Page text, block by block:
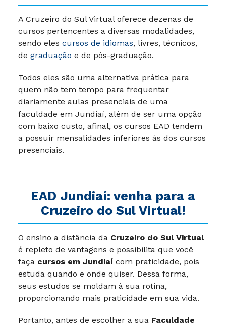
A Cruzeiro do Sul Virtual oferece dezenas de
cursos pertencentes a diversas modalidades,
sendo eles cursos de idiomas, livres, técnicos,
de graduação e de pós-graduação.
Todos eles são uma alternativa prática para
quem não tem tempo para frequentar
diariamente aulas presenciais de uma
faculdade em Jundiaí, além de ser uma opção
com baixo custo, afinal, os cursos EAD tendem
a possuir mensalidades inferiores às dos cursos
presenciais.
EAD Jundiaí: venha para a
Cruzeiro do Sul Virtual!
O ensino a distância da Cruzeiro do Sul Virtual
é repleto de vantagens e possibilita que você
faça cursos em Jundiaí com praticidade, pois
estuda quando e onde quiser. Dessa forma,
seus estudos se moldam à sua rotina,
proporcionando mais praticidade em sua vida.
Portanto, antes de escolher a sua Faculdade